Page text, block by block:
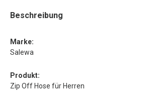
Beschreibung
Marke:
Salewa
Produkt:
Zip Off Hose für Herren